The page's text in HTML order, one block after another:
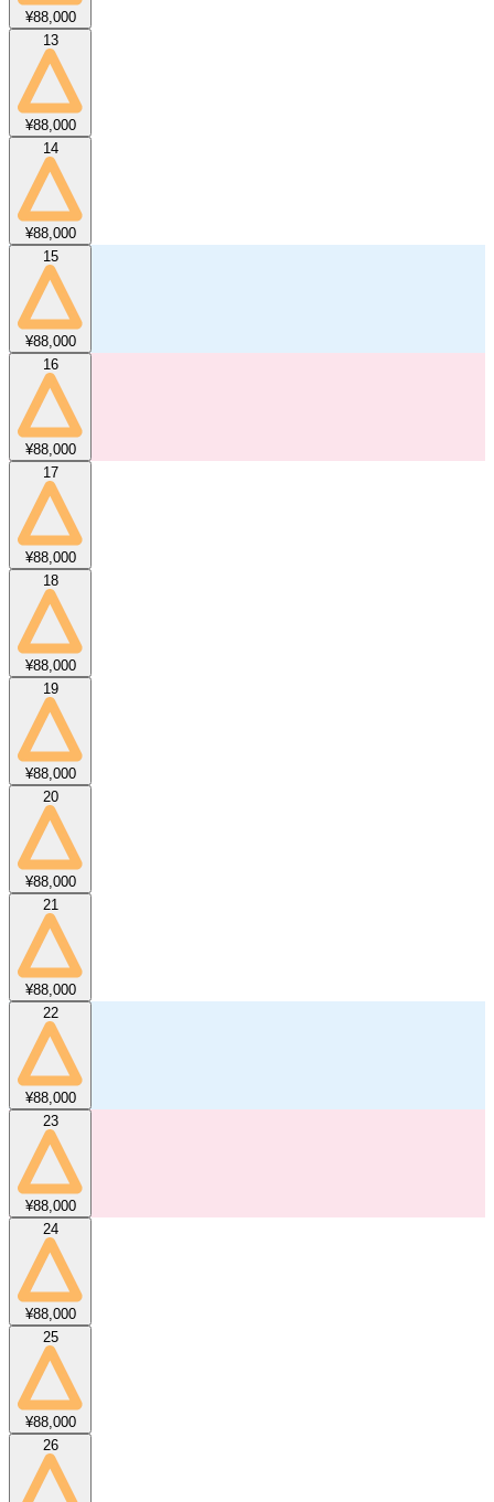
¥88,000
13
¥88,000
14
¥88,000
15
¥88,000
16
¥88,000
17
¥88,000
18
¥88,000
19
¥88,000
20
¥88,000
21
¥88,000
22
¥88,000
23
¥88,000
24
¥88,000
25
¥88,000
26